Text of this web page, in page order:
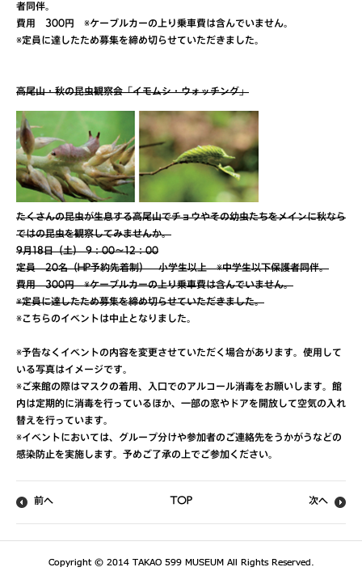
者同伴。
費用 300円 ※ケーブルカーの上り乗車費は含んでいません。
※定員に達したため募集を締め切らせていただきました。
高尾山・秋の昆虫観察会「イモムシ・ウォッチング」
たくさんの昆虫が生息する高尾山でチョウやその幼虫たちをメインに秋なら
ではの昆虫を観察してみませんか。
9月18日（土） 9：00～12：00
定員 20名（HP予約先着制） 小学生以上 ※中学生以下保護者同伴。
費用 300円 ※ケーブルカーの上り乗車費は含んでいません。
※定員に達したため募集を締め切らせていただきました。
※こちらのイベントは中止となりました。
※予告なくイベントの内容を変更させていただく場合があります。使用して
いる写真はイメージです。
※ご来館の際はマスクの着用、入口でのアルコール消毒をお願いします。館
内は定期的に消毒を行っているほか、一部の窓やドアを開放して空気の入れ
替えを行っています。
※イベントにおいては、グループ分けや参加者のご連絡先をうかがうなどの
感染防止を実施します。予めご了承の上でご参加ください。
前へ TOP 次へ